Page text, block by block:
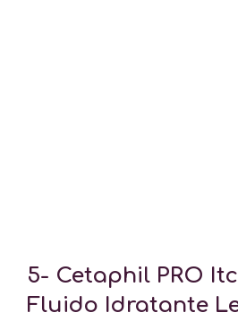
5- Cetaphil PRO
Fluido Idratante